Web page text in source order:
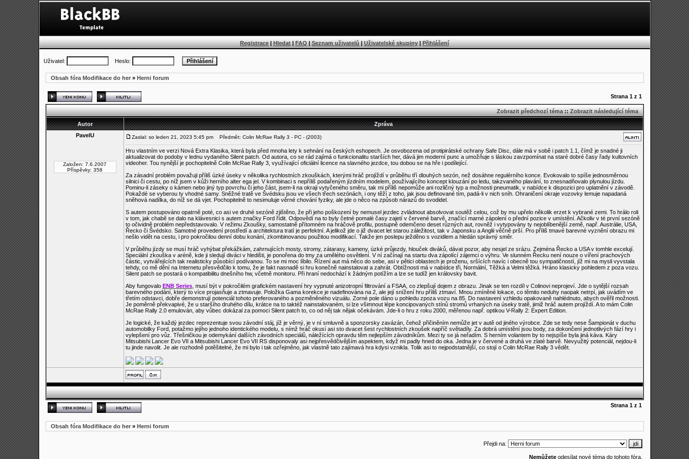
Registrace|Hledat|FAQ|Seznam uživatelů|Uživatelské skupiny|Přihlášení
Uživatel: Heslo:
Obsah fóra Modifikace do her» Herni forum
Strana 1z 1
Zobrazit předchozí téma::Zobrazit následující téma
Autor
Zpráva
PavelU
Založen: 7.6.2007
Příspěvky: 358
Zaslal: so leden 21, 2023 5:45 pm Předmět: Colin McRae Rally 3 - PC - (2003)
Hru vlastním ve verzi Nová Extra Klasika, která byla před mnoha lety k sehnání na českých eshopech. Je osvobozena od protipirátské ochrany Safe Disc, dále má v sobě i patch 1.1, čímž je snadné ji
aktualizovat do podoby v lednu vydaného Silent patch. Od autora, co se rád zajímá o funkcionalitu starších her, dává jim moderní punc a umožňuje s láskou zavzpomínat na staré dobré časy řady kultovních
videoher. Tou nynější je pochopitelně Colin McRae Rally 3, využívající oficiální licence na slavného jezdce, tou dobou se na hře i podílející.
Za zásadní problém považuji příliš úzké úseky v několika rychlostních zkouškách, kterými hráč projíždí v průběhu tří dlouhých sezón, než dosáhne regulérního konce. Evokovalo to spíše jednosměrnou
silnici či cestu, po níž jsem v kůži herního alter ega jel. V kombinaci s nepříliš podařeným jízdním modelem, používajícího koncept klouzání po ledu, takzvaného plavání, to znesnadňovalo plynulou jízdu.
Pominu-li záseky o kámen nebo jiný typ povrchu či jeho část, jsem-li na okraji vytyčeného směru, tak mi příliš nepomůže ani rozličný typ a možnosti pneumatik, v nabídce k dispozici pro uplatnění v závodě.
Pokaždé se vyberou ty vhodné samy. Sněžné tratě ve Švédsku jsou ve všech třech sezónách, i ony těží z toho, jak jsou definované tím, padá-li v nich sníh. Ohraničení okraje vozovky lemuje napadaná
sněhová nadílka, do níž se dá vjet. Pochopitelně to nesimuluje věrné chování fyziky, ale jde o něco na způsob nárazů do svodidel.
S autem postupováno opatrně poté, co asi ve druhé sezóně zjištěno, že při jeho poškození by nemusel jezdec zvládnout absolvovat soutěž celou, což by mu upřelo několik erzet k vybrané zemi. To hrálo roli
v tom, jak chabě se dalo na klávesnici s autem značky Ford řídit. Odpovědí na to byly četné pomalé časy zajetí v červené barvě, značící marné zápolení o přední pozice v umístění. Ačkoliv v té první sezóně
to očividně problém nepředstavovalo. V režimu Zkoušky, samostatně přítomném na hráčově profilu, postupně odemčeno deset různých aut, rovněž i vytypovány ty nejoblíbenější země, např. Austrálie, USA,
Řecko či Švédsko. Samotné provedení prostředí a architektura tratí je perfektní. A jelikož jde o již dvacet let starou záležitost, tak v Japonsku a Anglii věčně prší. Pro příliš tmavé barevné vyznění obrazu mi
nešlo vidět na cestu, i pro pokročilou denní dobu konání, zkombinovanou použitou modifikací. Takže jen poslepu ježděno s vozidlem a hledán správný směr.
V průběhu jízdy se musí hráč vyhýbat překážkám, zahrnujících mosty, stromy, zátarasy, kameny, úzké průjezdy, hlouček diváků, dávat pozor, aby nesjel ze srázu. Zejména Řecko a USA v tomhle excelují.
Speciální zkouška v aréně, kde ji sledují diváci v hledišti, je ponořena do tmy za umělého osvětlení. V ní začínají na startu dva zápolící zájemci o výhru. Ve slunném Řecku není nouze o víření prachových
částic, vytvářejících tak realisticky působící podívanou. To se mi moc líbilo. Řízení aut má něco do sebe, asi v pětici oblastech je proženu, sršících navíc i obecně tou sympatičností, jíž mi na mysli vyvstala
tehdy, co mě dění na Internetu přesvědčilo k tomu, že je fakt nasnadě si hru konečně nainstalovat a zahrát. Obtížnosti má v nabídce tři, Normální, Těžká a Velmi těžká. Hráno klasicky pohledem z poza vozu.
Silent patch se postará o kompatibilitu dnešního hw, včetně monitoru. Při hraní nedochází k žádným potížím a lze se tudíž jen královsky bavit.
Aby fungovalo ENB Series, musí být v pokročilém grafickém nastavení hry vypnuté anizotropní filtrování a FSAA, co zlepšují dojem z obrazu. Jinak se ten rozdíl v Colinovi neprojeví. Jde o sytější rozsah
barevného podání, který to více projasňuje a ztmavuje. Položka Gama korekce je nadefinována na 2, ale její snížení hru příliš ztmaví. Mnou zmíněné lokace, co těmito neduhy naopak netrpí, jak uvádím ve
třetím odstavci, dobře demonstrují potenciál tohoto preferovaného a pozměněného vizuálu. Zorné pole dáno u pohledu zpoza vozu na 85. Do nastavení vzhledu opakovaně nahlédnuto, abych ověřil možnosti.
Je poměrně překvapivé, že u staršího druhého dílu, krátce na to taktéž nainstalovaném, si lze všimnout lépe koncipovaných stínů stromů vrhaných na úseky tratě, jimiž hráč autem projíždí. A to mám Colin
McRae Rally 2.0 emulován, aby vůbec dokázal za pomoci Silent patch to, co od něj tak nějak očekávám. Jde-li o hru z roku 2000, měřenou např. optikou V-Rally 2: Expert Edition.
Je logické, že každý jezdec reprezentuje svou závodní stáj, jíž je věrný, je v ní smluvně a sponzorsky zavázán, čehož přičiněním nemůže jet v autě od jiného výrobce. Zde se tedy nese Šampionát v duchu
automobilky Ford, potažmo jejího jednoho identického modelu, s nímž hráč okusí asi sto dvacet šest rychlostních zkoušek napříč světadíly. Za dobrá umístění jsou body, za dokončení jednotlivých fází hry i
vylepšení pro vůz. Třešničkou je odemykání dalších závodních speciálů, náležících opravdu těm nejlepším závodníkům. Mezi ty se já neřadím. S herním volantem by to nejspíše byla jiná káva. Káry
Mitsubishi Lancer Evo VII a Mitsubishi Lancer Evo VII RS disponovaly asi nejpřesvědčivějším aspektem, když mi padly hned do oka. Jedna je v červené a druhá ve zlaté barvě. Nevyužitý potenciál, nejdou-li
tu jinde navolit. Je ale rozhodně potěšitelné, že mi bylo i tak ozřejměno, jak vlastně tato zajímavá hra kdysi vznikla. Tolik asi to nejpodstatnější, co stojí o Colin McRae Rally 3 vědět.
Strana 1z 1
Obsah fóra Modifikace do her» Herni forum
Přejdi na:
Nemůžeteodesílat nové téma do tohoto fóra.